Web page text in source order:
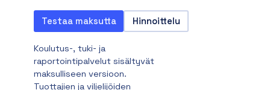
Testaa maksutta Hinnoittelu
Koulutus-, tuki- ja
raportointipalvelut sisältyvät
maksulliseen versioon.
Tuottajien ja viljelijöiden